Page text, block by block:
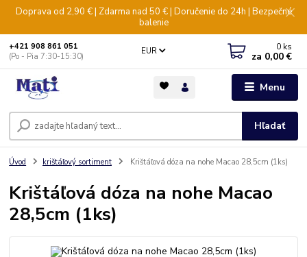
Doprava od 2,90 € | Zdarma nad 50 € | Doručenie do 24h | Bezpečné
balenie
Menu
EUR
Hľadať
+421 908 861 051
(Po - Pia 7:30-15:30)
0 ks
za 0,00 €
Úvod krištáľový sortiment Krištáľová dóza na nohe Macao 28,5cm (1ks)
Krištáľová dóza na nohe Macao
28,5cm (1ks)